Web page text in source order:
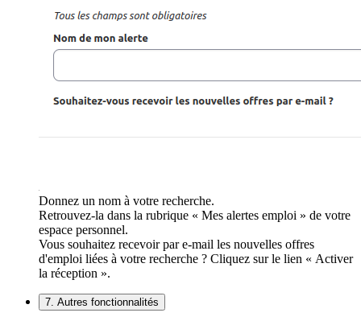
Donnez un nom à votre recherche.
Retrouvez-la dans la rubrique « Mes alertes emploi » de votre
espace personnel.
Vous souhaitez recevoir par e-mail les nouvelles offres
d'emploi liées à votre recherche ? Cliquez sur le lien « Activer
la réception ».
7. Autres fonctionnalités